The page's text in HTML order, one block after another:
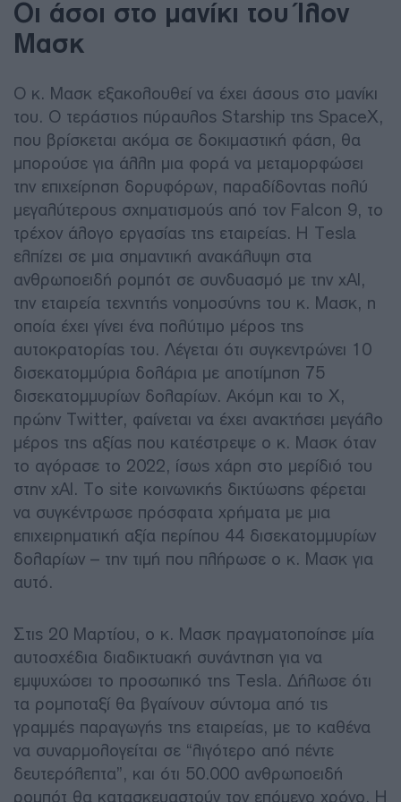
Οι άσοι στο μανίκι του Ίλον
Μασκ
Ο κ. Μασκ εξακολουθεί να έχει άσους στο μανίκι
του. Ο τεράστιος πύραυλος Starship της SpaceX,
που βρίσκεται ακόμα σε δοκιμαστική φάση, θα
μπορούσε για άλλη μια φορά να μεταμορφώσει
την επιχείρηση δορυφόρων, παραδίδοντας πολύ
μεγαλύτερους σχηματισμούς από τον Falcon 9, το
τρέχον άλογο εργασίας της εταιρείας. Η Tesla
ελπίζει σε μια σημαντική ανακάλυψη στα
ανθρωποειδή ρομπότ σε συνδυασμό με την xAI,
την εταιρεία τεχνητής νοημοσύνης του κ. Μασκ, η
οποία έχει γίνει ένα πολύτιμο μέρος της
αυτοκρατορίας του. Λέγεται ότι συγκεντρώνει 10
δισεκατομμύρια δολάρια με αποτίμηση 75
δισεκατομμυρίων δολαρίων. Ακόμη και το X,
πρώην Twitter, φαίνεται να έχει ανακτήσει μεγάλο
μέρος της αξίας που κατέστρεψε ο κ. Μασκ όταν
το αγόρασε το 2022, ίσως χάρη στο μερίδιό του
στην xAI. Το site κοινωνικής δικτύωσης φέρεται
να συγκέντρωσε πρόσφατα χρήματα με μια
επιχειρηματική αξία περίπου 44 δισεκατομμυρίων
δολαρίων – την τιμή που πλήρωσε ο κ. Μασκ για
αυτό.
Στις 20 Μαρτίου, ο κ. Μασκ πραγματοποίησε μία
αυτοσχέδια διαδικτυακή συνάντηση για να
εμψυχώσει το προσωπικό της Tesla. Δήλωσε ότι
τα ρομποταξί θα βγαίνουν σύντομα από τις
γραμμές παραγωγής της εταιρείας, με το καθένα
να συναρμολογείται σε “λιγότερο από πέντε
δευτερόλεπτα”, και ότι 50.000 ανθρωποειδή
ρομπότ θα κατασκευαστούν τον επόμενο χρόνο. Η